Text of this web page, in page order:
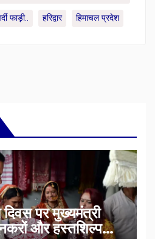
फाड़ी.. हरिद्वार हिमाचल प्रदेश
दिवस पर मुख्यमंत्री
और हस्तशिल्प